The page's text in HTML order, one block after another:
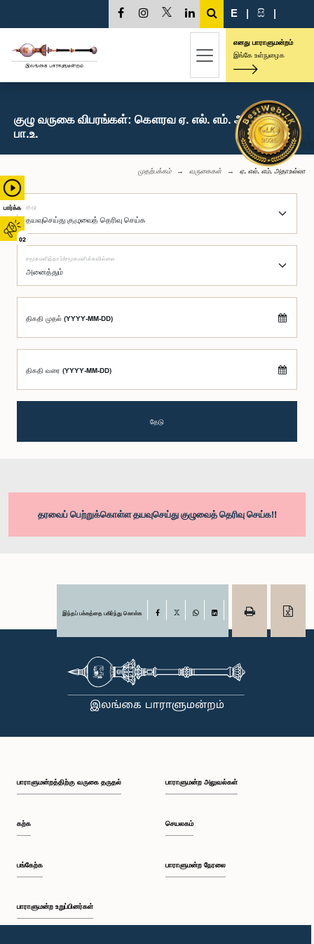
பார்க்க
02
E | සි |
எனது பாராளுமன்றம்
இங்கே உள்நுழைக
குழு வருகை விபரங்கள்: கௌரவ ஏ. எல். எம். அதாஉல்லா,
பா.உ.
முதற்பக்கம் வருகைகள் ஏ. எல். எம். அதாஉல்லா
குழு
சமூகமளித்தார்/சமூகமளிக்கவில்லை
திகதி முதல் (YYYY-MM-DD)
திகதி வரை (YYYY-MM-DD)
தேடு
தரவைப் பெற்றுக்கொள்ள தயவுசெய்து குழுவைத் தெரிவு செய்க!!
இந்தப் பக்கத்தை பகிர்ந்து கொள்க Facebook
பாராளுமன்றத்திற்கு வருகை தருதல்
கற்க
பங்கேற்க
பாராளுமன்ற உறுப்பினர்கள்
பாராளுமன்ற அலுவல்கள்
செயலகம்
பாராளுமன்ற நேரலை